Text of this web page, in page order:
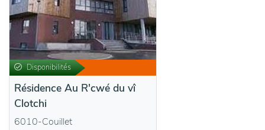
Disponibilités
Résidence Au R'cwé du vî
Clotchi
6010-Couillet